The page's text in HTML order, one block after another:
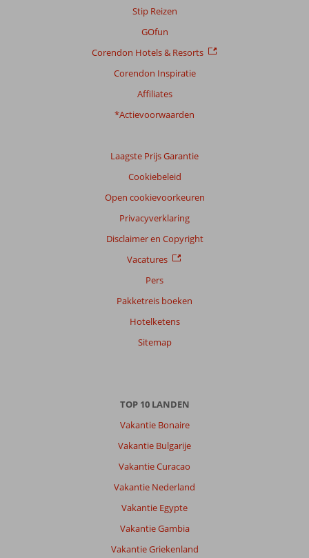
Stip Reizen
GOfun
Corendon Hotels & Resorts
Corendon Inspiratie
Affiliates
*Actievoorwaarden
Laagste Prijs Garantie
Cookiebeleid
Open cookievoorkeuren
Privacyverklaring
Disclaimer en Copyright
Vacatures
Pers
Pakketreis boeken
Hotelketens
Sitemap
TOP 10 LANDEN
Vakantie Bonaire
Vakantie Bulgarije
Vakantie Curacao
Vakantie Nederland
Vakantie Egypte
Vakantie Gambia
Vakantie Griekenland